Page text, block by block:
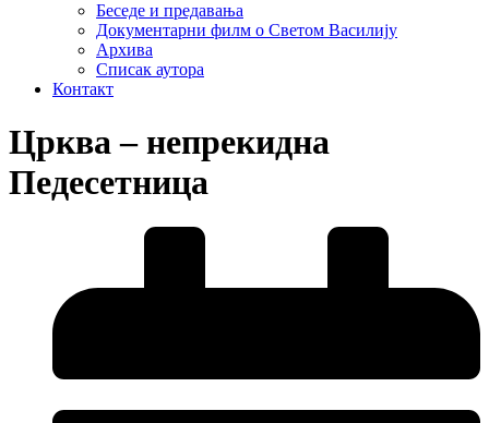
Беседе и предавања
Документарни филм о Светом Василију
Архива
Списак аутора
Контакт
Црква – непрекидна
Педесетница